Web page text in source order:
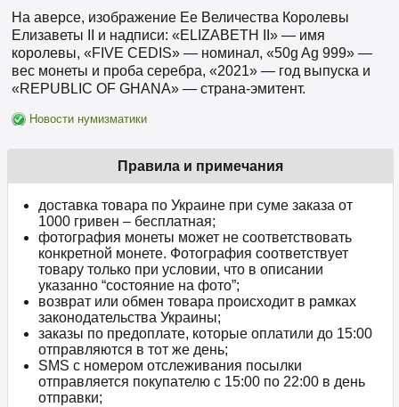
На аверсе, изображение Ее Величества Королевы
Елизаветы II и надписи: «ELIZABETH II» — имя
королевы, «FIVE CEDIS» — номинал, «50g Ag 999» —
вес монеты и проба серебра, «2021» — год выпуска и
«REPUBLIC OF GHANA» — страна-эмитент.
Новости нумизматики
Правила и примечания
доставка товара по Украине при суме заказа от
1000 гривен – бесплатная;
фотография монеты может не соответствовать
конкретной монете. Фотография соответствует
товару только при условии, что в описании
указанно “состояние на фото”;
возврат или обмен товара происходит в рамках
законодательства Украины;
заказы по предоплате, которые оплатили до 15:00
отправляются в тот же день;
SMS с номером отслеживания посылки
отправляется покупателю с 15:00 по 22:00 в день
отправки;